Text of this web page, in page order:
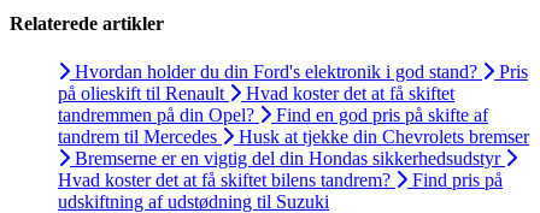
Relaterede artikler
Hvordan holder du din Ford's elektronik i god stand?
Pris
på olieskift til Renault
Hvad koster det at få skiftet
tandremmen på din Opel?
Find en god pris på skifte af
tandrem til Mercedes
Husk at tjekke din Chevrolets bremser
Bremserne er en vigtig del din Hondas sikkerhedsudstyr
Hvad koster det at få skiftet bilens tandrem?
Find pris på
udskiftning af udstødning til Suzuki